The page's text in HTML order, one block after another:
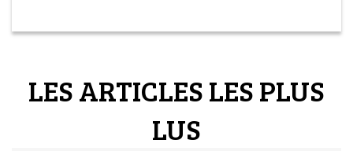
LES ARTICLES LES PLUS
LUS